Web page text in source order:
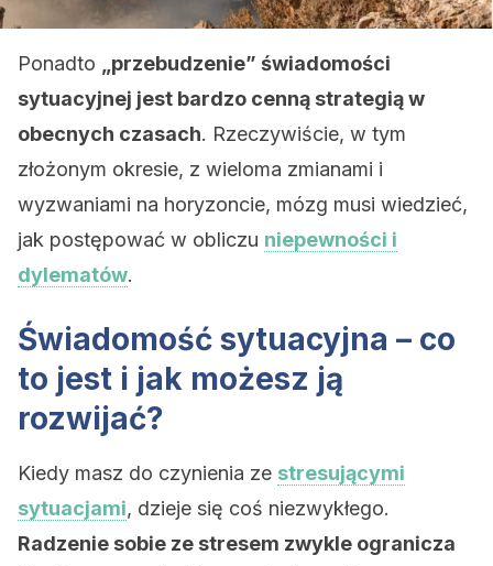
Ponadto
„przebudzenie” świadomości
sytuacyjnej jest bardzo cenną strategią w
obecnych czasach. Rzeczywiście, w tym
złożonym okresie, z wieloma zmianami i
wyzwaniami na horyzoncie, mózg musi wiedzieć,
jak postępować w obliczu niepewności i
dylematów.
Świadomość sytuacyjna – co
to jest i jak możesz ją
rozwijać?
Kiedy masz do czynienia ze stresującymi
sytuacjami, dzieje się coś niezwykłego.
Radzenie sobie ze stresem zwykle ogranicza